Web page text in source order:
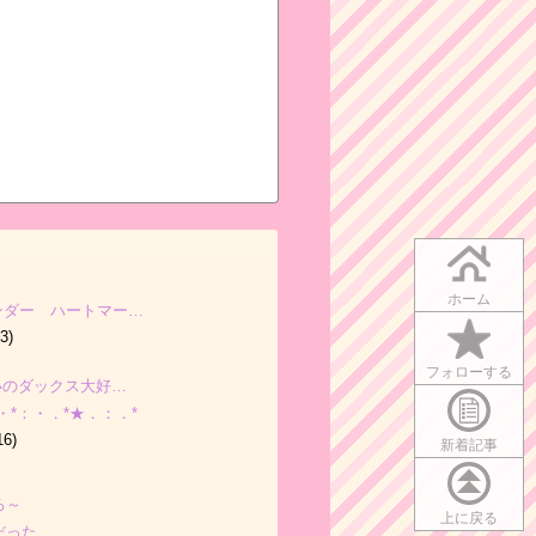
ホーム
フォローする
新着記事
上に戻る
ダー ハートマー…
のダックス大好…
*：・．*★．：．*
～
った